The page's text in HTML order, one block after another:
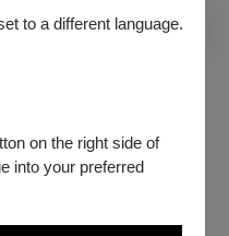
to a different language.
on the right side of
into your preferred
再顯示 查看說明